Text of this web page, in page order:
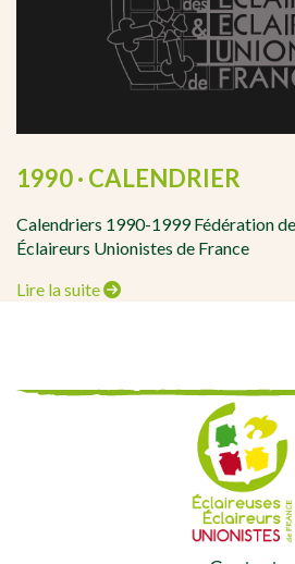
1990 · CALENDRIER
Calendriers 1990-1999 Fédération
Éclaireurs Unionistes de France
Lire la suite